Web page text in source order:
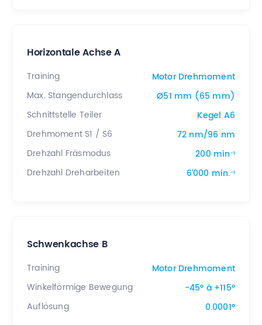
Horizontale Achse A
Training
Motor Drehmoment
Max. Stangendurchlass
Ø51 mm (65 mm)
Schnittstelle Teiler
Kegel A6
Drehmoment S1 / S6
72 nm/96 nm
Drehzahl Fräsmodus
200 min-1
Drehzahl Dreharbeiten 6’000 min.-1
Schwenkachse B
Training
Motor Drehmoment
Winkelförmige Bewegung
-45° à +115°
Auflösung
0.0001°